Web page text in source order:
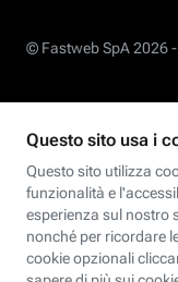
© Fastweb SpA 2026 -